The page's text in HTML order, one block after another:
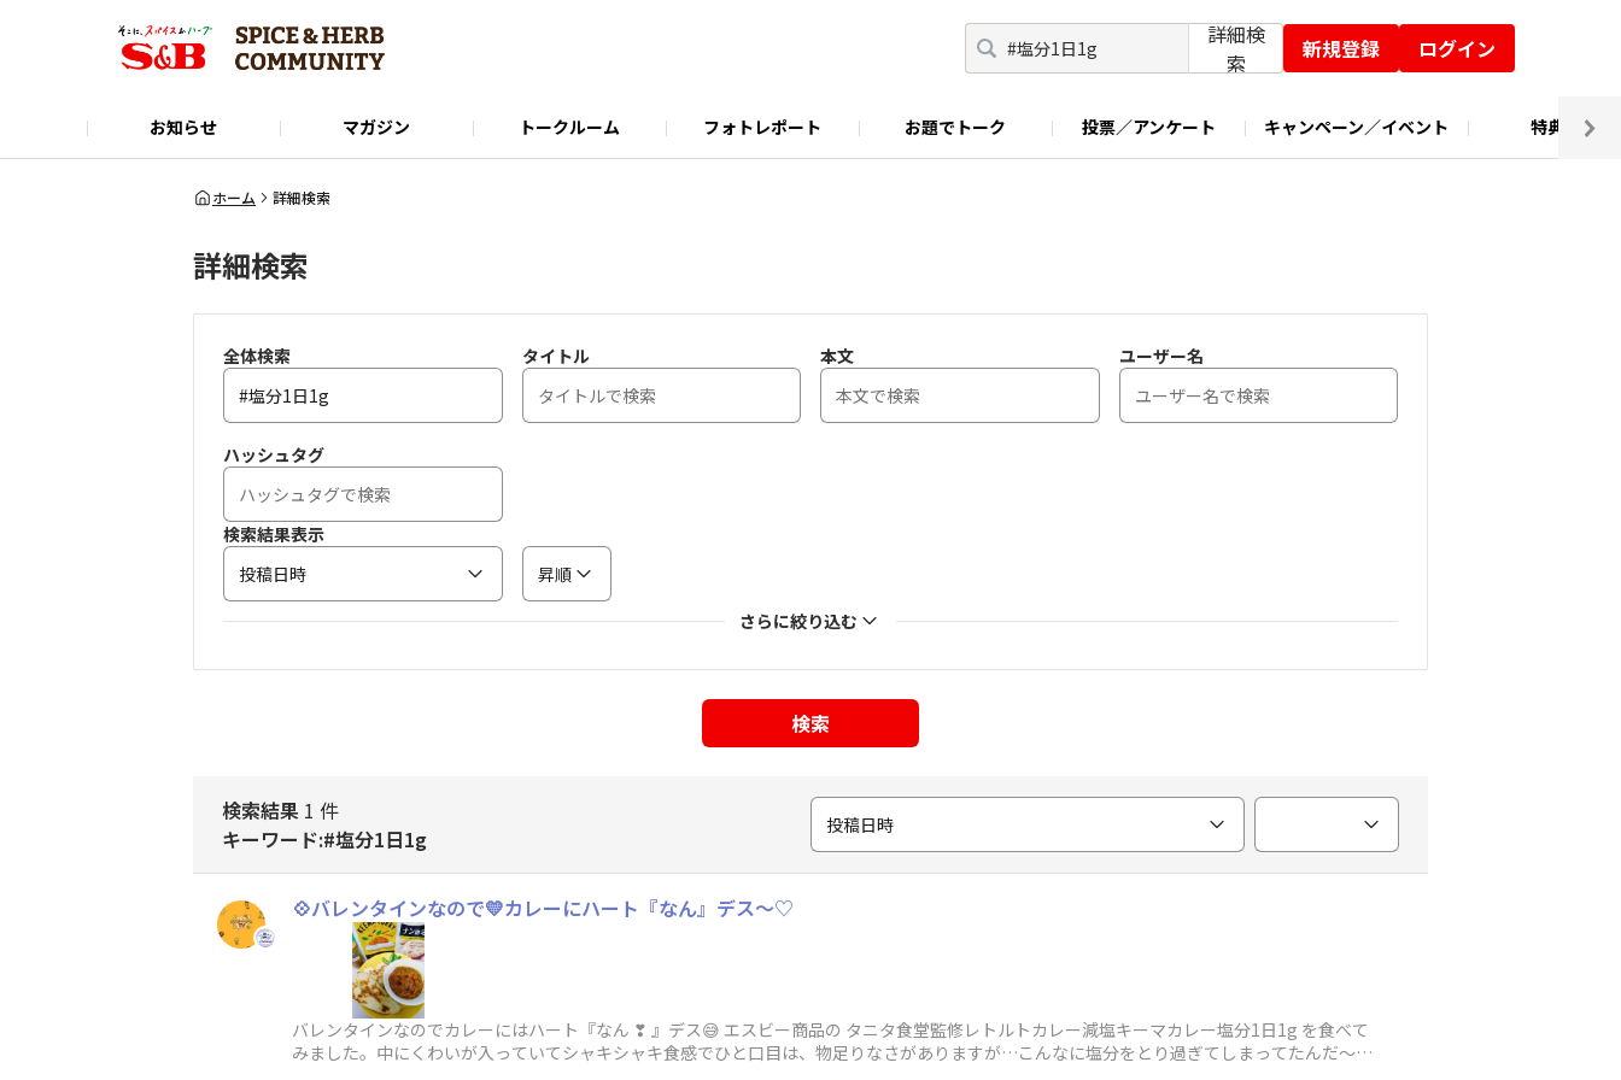
詳細検
索
新規登録 ログイン
お知らせ マガジン トークルーム フォトレポート お題でトーク 投票／アンケート キャンペーン／イベント 特典交換
Instagram X(Twitter)
SPICE&HERB COMMUNITYに関するお問い合わせ
使い方ガイド
ホーム 詳細検索
詳細検索
全体検索 タイトル 本文 ユーザー名
ハッシュタグ
検索結果表示
投稿日時
昇順
さらに絞り込む
検索
検索結果 1 件
キーワード:#塩分1日1g
投稿日時
💠バレンタインなので💛カレーにハート『なん』デス〜♡
バレンタインなのでカレーにはハート『なん ❣ 』デス😅 エスビー商品の タニタ食堂監修レトルトカレー減塩キーマカレー塩分1日1g を食べて
みました。中にくわいが入っていてシャキシャキ食感でひと口目は、物足りなさがありますが…こんなに塩分をとり過ぎてしまってたんだ〜と